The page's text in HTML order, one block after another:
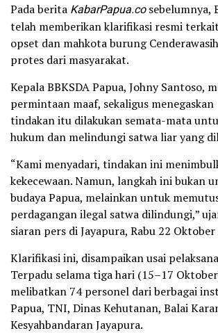
Pada berita KabarPapua.cosebelumnya,
telah memberikan klarifikasi resmi
opset dan mahkota burung
protes dari masyarakat.
Kepala BBKSDA Papua, Johny Santoso,
permintaan maaf, sekaligus menegaskan
tindakan itu dilakukan semata-mata
hukum dan melindungi satwa liar yang
“Kami menyadari, tindakan ini
kekecewaan. Namun, langkah ini bukan
budaya Papua, melainkan untuk
perdagangan ilegal satwa dilindungi,”
siaran pers di Jayapura, Rabu 22 Oktober
Klarifikasi ini, disampaikan usai
Terpadu selama tiga hari (15–17
melibatkan 74 personel dari berbagai
Papua, TNI, Dinas Kehutanan, Balai
Kesyahbandaran Jayapura.